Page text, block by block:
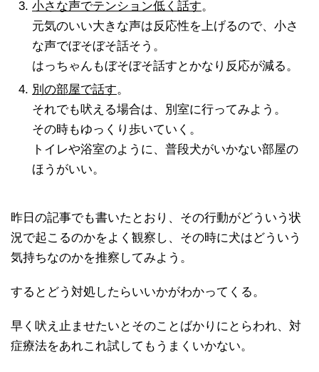
小さな声でテンション低く話す。
元気のいい大きな声は反応性を上げるので、小さ
な声でぼそぼそ話そう。
はっちゃんもぼそぼそ話すとかなり反応が減る。
別の部屋で話す。
それでも吠える場合は、別室に行ってみよう。
その時もゆっくり歩いていく。
トイレや浴室のように、普段犬がいかない部屋の
ほうがいい。
昨日の記事でも書いたとおり、その行動がどういう状
況で起こるのかをよく観察し、その時に犬はどういう
気持ちなのかを推察してみよう。
するとどう対処したらいいかがわかってくる。
早く吠え止ませたいとそのことばかりにとらわれ、対
症療法をあれこれ試してもうまくいかない。